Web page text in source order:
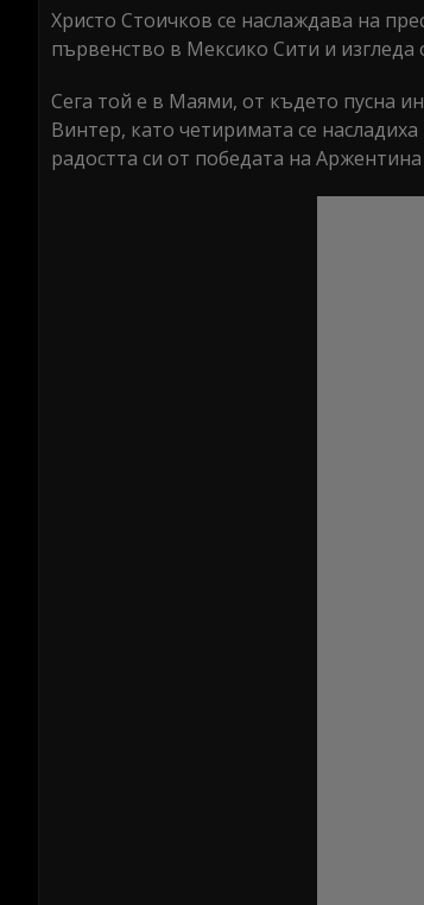
Христо Стоичков се наслаждава на
първенство в Мексико Сити и изгледа
Сега той е в Маями, от където пусна
Винтер, като четиримата се
радостта си от победата на